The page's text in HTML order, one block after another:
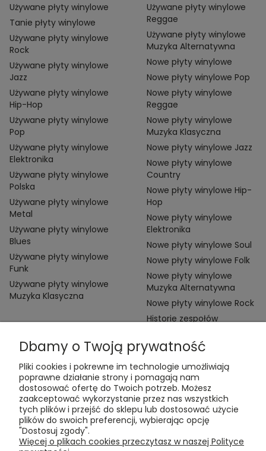
Używane płyty winylowe
Tanie płyty winylowe
Używane płyty winylowe
Rock
Używane płyty winylowe
Jazz
Używane płyty winylowe
Hip-Hop
Używane płyty winylowe
Pop
Używane płyty winylowe
Elektronika
Używane płyty winylowe
Polska
Używane płyty winylowe
Metal
Używane płyty winylowe
Blues
Używane płyty winylowe
Funk
Używane płyty winylowe
Muzyka Klasyczna
Używane płyty winylowe
Reggae
Używane płyty winylowe
Muzyka Alternatywna
Nowe płyty winylowe
Nowe płyty winylowe Pop
Nowe płyty winylowe
Reggae
Nowe płyty winylowe
Muzyka Klasyczna
Nowe płyty winylowe Jazz
Nowe płyty winylowe
Country
Nowe płyty winylowe Hip-
Hop
Nowe płyty winylowe
Elektronika
Nowe płyty winylowe Soul
Nowe płyty winylowe Folk
Nowe płyty winylowe
Muzyka Alternatywna
Nowe płyty winylowe Rock
Historie zespołów
Kontakt:
t:+48 609 155 327
e:vinyltamka@gmail.com
ul. Chmielna 20, 00-020 Warszawa
Dbamy o Twoją prywatność
Pliki cookies i pokrewne im technologie umożliwiają
poprawne działanie strony i pomagają nam
dostosować ofertę do Twoich potrzeb. Możesz
zaakceptować wykorzystanie przez nas wszystkich
tych plików i przejść do sklepu lub dostosować użycie
plików do swoich preferencji, wybierając opcję
"Dostosuj zgody".
Więcej o plikach cookies przeczytasz w naszej Polityce